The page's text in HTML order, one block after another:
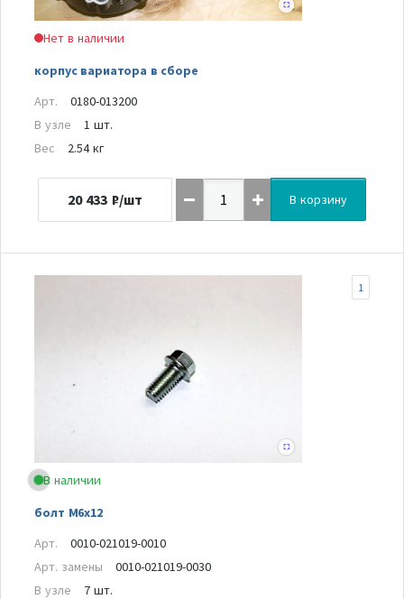
Нет в наличии
корпус вариатора в сборе
Арт.
0180-013200
В узле
1 шт.
Вес
2.54 кг
20 433 ₽/шт В корзину
В наличии
болт M6х12
1
Арт.
0010-021019-0010
Арт. замены
0010-021019-0030
В узле
7 шт.